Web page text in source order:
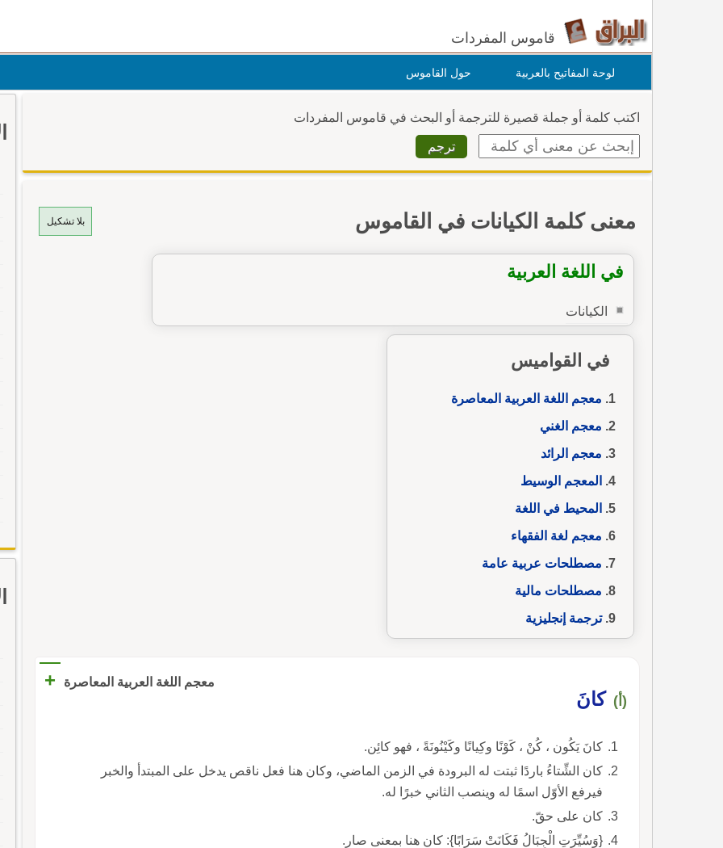
قاموس المفردات
لوحة المفاتيح بالعربية حول القاموس
اكتب كلمة أو جملة قصيرة للترجمة أو البحث في قاموس المفردات
بلا تشكيل معنى كلمة الكيانات في القاموس
في اللغة العربية
الكيانات
في القواميس
معجم اللغة العربية المعاصرة
معجم الغني
معجم الرائد
المعجم الوسيط
المحيط في اللغة
معجم لغة الفقهاء
مصطلحات عربية عامة
مصطلحات مالية
ترجمة إنجليزية
معجم اللغة العربية المعاصرة +
(أ) كانَ
كانَ يَكُون ، كُنْ ، كَوْنًا وكِيانًا وكَيْنُونَةً ، فهو كائِن.
كان الشِّتاءُ باردًا ثبتت له البرودة في الزمن الماضي، وكان هنا فعل ناقص يدخل على المبتدأ والخبر
فيرفع الأوّل اسمًا له وينصب الثاني خبرًا له.
كان على حقّ.
{وَسُيِّرَتِ الْجِبَالُ فَكَانَتْ سَرَابًا}: كان هنا بمعنى صار.